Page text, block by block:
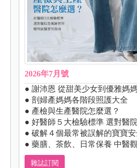
2026年7月號
● 謝沛恩 從甜美少女到優雅媽
● 剖婦產媽媽各階段照護大全
● 產檢與生產醫院怎麼選？
● 好醫師５大檢驗標準 選對醫
● 破解４個最常被誤解的寶寶
● 藥膳、茶飲、日常保養 中醫
雜誌訂閱